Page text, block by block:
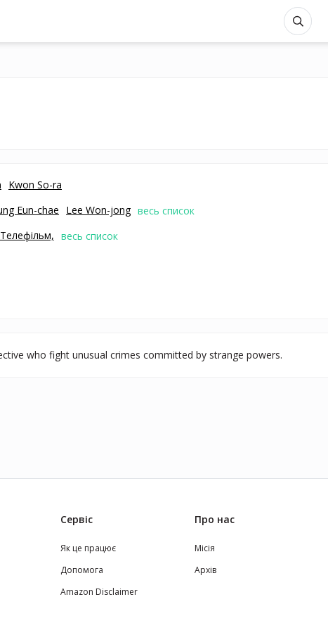
Kwon So-ra
Eun-chae Lee Won-jong весь список
Телефільм, весь список
who fight unusual crimes committed by strange powers.
Сервіс
Як це працює
Допомога
Amazon Disclaimer
Про нас
Місія
Архів